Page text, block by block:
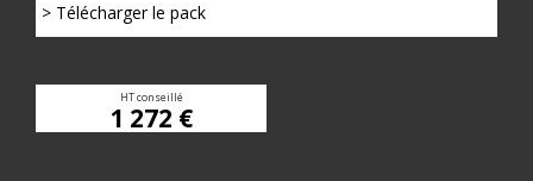
> Télécharger le pack
HT conseillé
1 272 €